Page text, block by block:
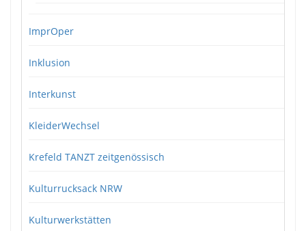
ImprOper
Inklusion
Interkunst
KleiderWechsel
Krefeld TANZT zeitgenössisch
Kulturrucksack NRW
Kulturwerkstätten